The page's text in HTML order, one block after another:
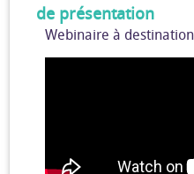
de présentation
Webinaire à